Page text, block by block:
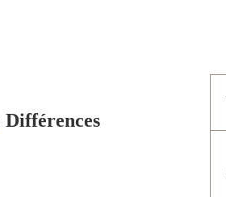
Différences